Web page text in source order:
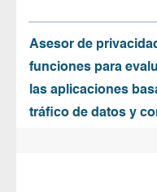
Asesor de
funciones para
las aplicaciones
tráfico de datos y